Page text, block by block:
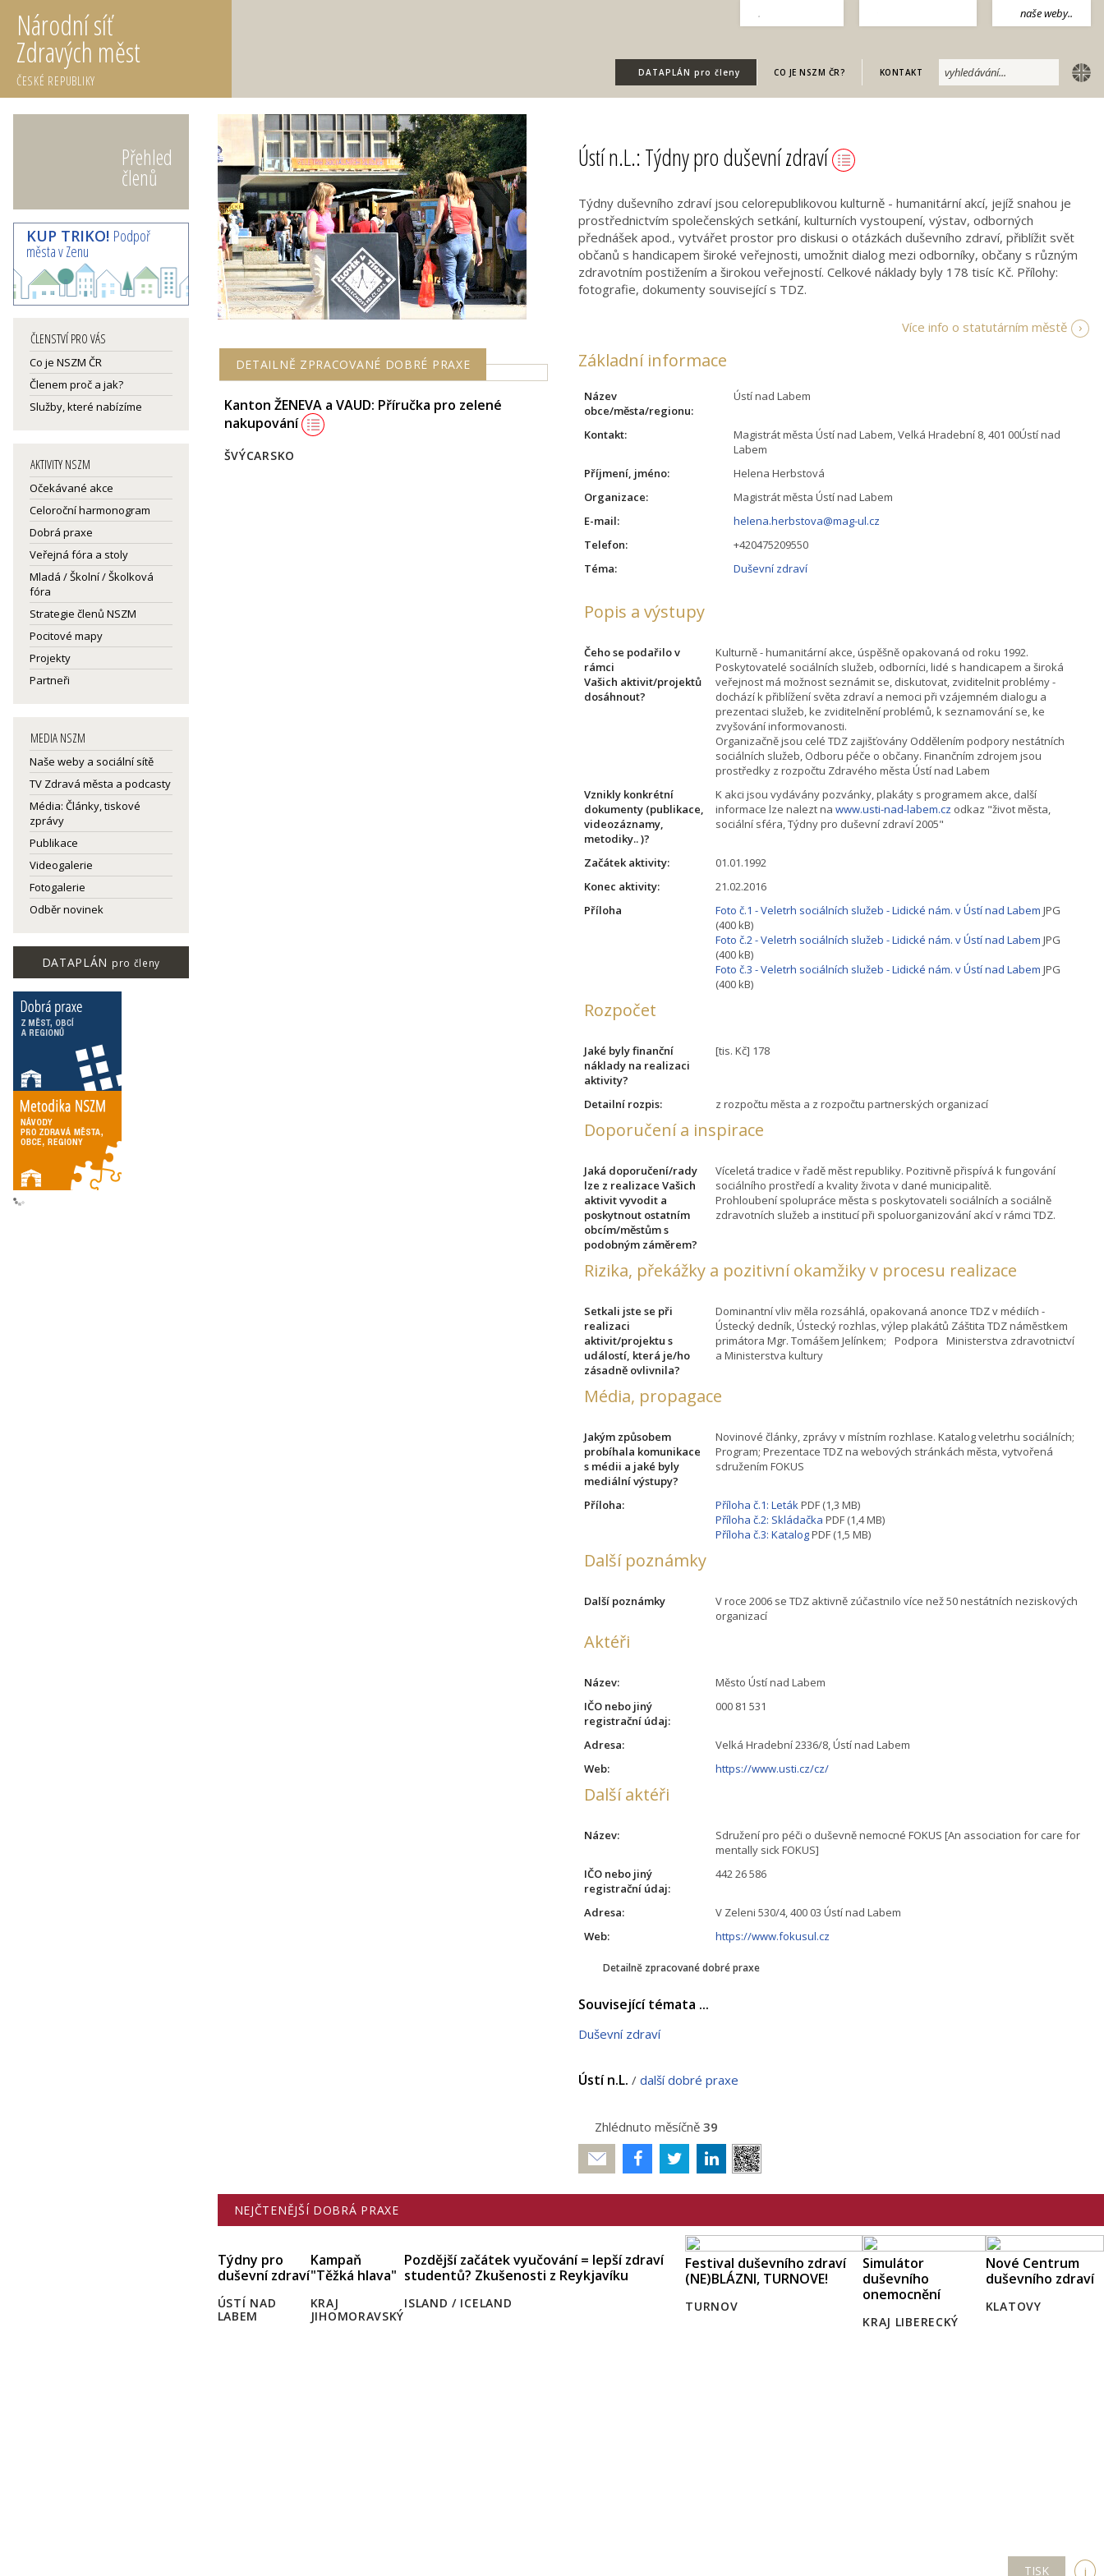
naše weby..
.
Národní síť
Zdravých měst
ČESKÉ REPUBLIKY DATAPLÁN pro členy CO JE NSZM ČR? KONTAKT english
Přehled
členů
KUP TRIKO! Podpoř
města v Zenu
ČLENSTVÍ PRO VÁS
Co je NSZM ČR
Členem proč a jak?
Služby, které nabízíme
AKTIVITY NSZM
Očekávané akce
Celoroční harmonogram
Dobrá praxe
Veřejná fóra a stoly
Mladá / Školní / Školková
fóra
Strategie členů NSZM
Pocitové mapy
Projekty
Partneři
MEDIA NSZM
Naše weby a sociální sítě
TV Zdravá města a podcasty
Média: Články, tiskové
zprávy
Publikace
Videogalerie
Fotogalerie
Odběr novinek
DATAPLÁN pro členy
DETAILNĚ ZPRACOVANÉ DOBRÉ PRAXE
Kanton ŽENEVA a VAUD: Příručka pro zelené
nakupování
ŠVÝCARSKO
Ústí n.L.: Týdny pro duševní zdraví
Týdny duševního zdraví jsou celorepublikovou kulturně - humanitární akcí, jejíž snahou je
prostřednictvím společenských setkání, kulturních vystoupení, výstav, odborných
přednášek apod., vytvářet prostor pro diskusi o otázkách duševního zdraví, přiblížit svět
občanů s handicapem široké veřejnosti, umožnit dialog mezi odborníky, občany s různým
zdravotním postižením a širokou veřejností. Celkové náklady byly 178 tisíc Kč. Přílohy:
fotografie, dokumenty související s TDZ.
Více info o statutárním městě
Základní informace
Název
obce/města/regionu:
Ústí nad Labem
Kontakt:
Magistrát města Ústí nad Labem, Velká Hradební 8, 401 00Ústí nad
Labem
Příjmení, jméno:
Helena Herbstová
Organizace:
Magistrát města Ústí nad Labem
E-mail:
helena.herbstova@mag-ul.cz
Telefon:
+420475209550
Téma:
Duševní zdraví
Popis a výstupy
Čeho se podařilo v
rámci
Vašich aktivit/projektů
dosáhnout?
Kulturně - humanitární akce, úspěšně opakovaná od roku 1992.
Poskytovatelé sociálních služeb, odborníci, lidé s handicapem a široká
veřejnost má možnost seznámit se, diskutovat, zviditelnit problémy -
dochází k přiblížení světa zdraví a nemoci při vzájemném dialogu a
prezentaci služeb, ke zviditelnění problémů, k seznamování se, ke
zvyšování informovanosti.
Organizačně jsou celé TDZ zajišťovány Oddělením podpory nestátních
sociálních služeb, Odboru péče o občany. Finančním zdrojem jsou
prostředky z rozpočtu Zdravého města Ústí nad Labem
Vznikly konkrétní
dokumenty (publikace,
videozáznamy,
metodiky.. )?
K akci jsou vydávány pozvánky, plakáty s programem akce, další
informace lze nalezt nawww.usti-nad-labem.cz odkaz "život města,
sociální sféra, Týdny pro duševní zdraví 2005"
Začátek aktivity:
01.01.1992
Konec aktivity:
21.02.2016
Příloha
Foto č.1 - Veletrh sociálních služeb - Lidické nám. v Ústí nad Labem JPG
(400 kB)
Foto č.2 - Veletrh sociálních služeb - Lidické nám. v Ústí nad Labem JPG
(400 kB)
Foto č.3 - Veletrh sociálních služeb - Lidické nám. v Ústí nad Labem JPG
(400 kB)
Rozpočet
Jaké byly finanční
náklady na realizaci
aktivity?
[tis. Kč] 178
Detailní rozpis: z rozpočtu města a z rozpočtu partnerských organizací
Doporučení a inspirace
Jaká doporučení/rady
lze z realizace Vašich
aktivit vyvodit a
poskytnout ostatním
obcím/městům s
podobným záměrem?
Víceletá tradice v řadě měst republiky. Pozitivně přispívá k fungování
sociálního prostředí a kvality života v dané municipalitě.
Prohloubení spolupráce města s poskytovateli sociálních a sociálně
zdravotních služeb a institucí při spoluorganizování akcí v rámci TDZ.
Rizika, překážky a pozitivní okamžiky v procesu realizace
Setkali jste se při
realizaci
aktivit/projektu s
událostí, která je/ho
zásadně ovlivnila?
Dominantní vliv měla rozsáhlá, opakovaná anonce TDZ v médiích -
Ústecký dedník, Ústecký rozhlas, výlep plakátů Záštita TDZ náměstkem
primátora Mgr. Tomášem Jelínkem; Podpora Ministerstva zdravotnictví
a Ministerstva kultury
Média, propagace
Jakým způsobem
probíhala komunikace
s médii a jaké byly
mediální výstupy?
Novinové články, zprávy v místním rozhlase. Katalog veletrhu sociálních;
Program; Prezentace TDZ na webových stránkách města, vytvořená
sdružením FOKUS
Příloha: Příloha č.1: LetákPDF (1,3 MB)
Příloha č.2: Skládačka PDF (1,4 MB)
Příloha č.3: KatalogPDF (1,5 MB)
Další poznámky
Další poznámky
V roce 2006 se TDZ aktivně zúčastnilo více než 50 nestátních neziskových
organizací
Aktéři
Název:
Město Ústí nad Labem
IČO nebo jiný
registrační údaj:
000 81 531
Adresa:
Velká Hradební 2336/8, Ústí nad Labem
Web:
https://www.usti.cz/cz/
Další aktéři
Název:
Sdružení pro péči o duševně nemocné FOKUS [An association for care for
mentally sick FOKUS]
IČO nebo jiný
registrační údaj:
442 26 586
Adresa:
V Zeleni 530/4, 400 03 Ústí nad Labem
Web:
https://www.fokusul.cz
Detailně zpracované dobré praxe
Související témata ...
Duševní zdraví
Ústí n.L./další dobré praxe
Zhlédnuto měsíčně 39
Poslat
NEJČTENĚJŠÍ DOBRÁ PRAXE
Týdny pro
duševní zdraví
ÚSTÍ NAD
LABEM
Kampaň
"Těžká hlava"
KRAJ
JIHOMORAVSKÝ
Pozdější začátek vyučování = lepší zdraví
studentů? Zkušenosti z Reykjavíku
ISLAND / ICELAND
Festival duševního zdraví
(NE)BLÁZNI, TURNOVE!
TURNOV
Simulátor
duševního
onemocnění
KRAJ LIBERECKÝ
Nové Centrum
duševního zdraví
KLATOVY
TISK i